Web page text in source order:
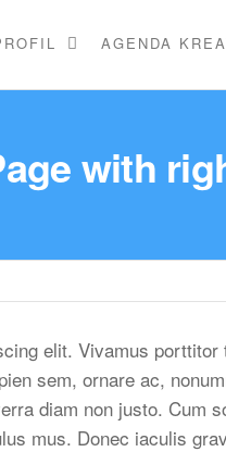
AGENDA
with
elit. Vivamus
sem, ornare ac,
diam non justo. Cum
mus. Donec iaculis